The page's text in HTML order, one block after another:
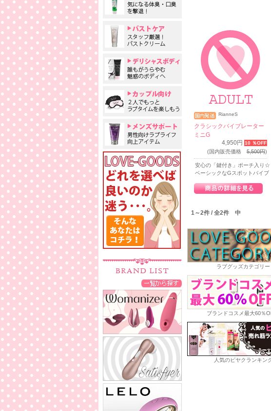
RianneS
クラシックバイブレーター
ミニG
4,950円 10 ％OFF
(国内販売価格 5,500円)
安心の「鍵付き」ポーチ入り☆
ベーシックなGスポットバイブ
1～2件 / 全2件 中
ラブグッズカテゴリー
ブランドコスメ最大60％
人気のビヤクランキン